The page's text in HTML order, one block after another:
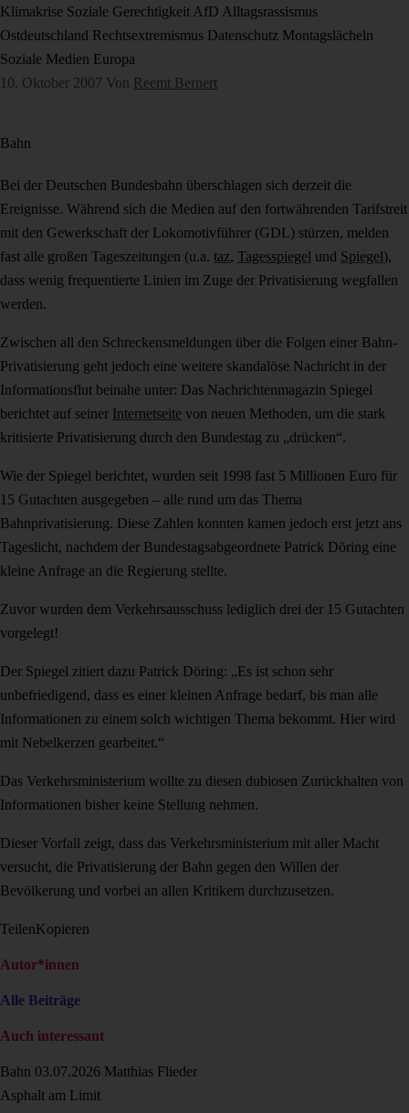
Klimakrise Soziale Gerechtigkeit AfD Alltagsrassismus
Ostdeutschland Rechtsextremismus Datenschutz Montagslächeln
Soziale Medien Europa
10. Oktober 2007 Von Reemt Bernert
Bahn
Bei der Deutschen Bundesbahn überschlagen sich derzeit die
Ereignisse. Während sich die Medien auf den fortwährenden Tarifstreit
mit den Gewerkschaft der Lokomotivführer (GDL) stürzen, melden
fast alle großen Tageszeitungen (u.a. taz, Tagesspiegel und Spiegel),
dass wenig frequentierte Linien im Zuge der Privatisierung wegfallen
werden.
Zwischen all den Schreckensmeldungen über die Folgen einer Bahn-
Privatisierung geht jedoch eine weitere skandalöse Nachricht in der
Informationsflut beinahe unter: Das Nachrichtenmagazin Spiegel
berichtet auf seiner Internetseite von neuen Methoden, um die stark
kritisierte Privatisierung durch den Bundestag zu „drücken“.
Wie der Spiegel berichtet, wurden seit 1998 fast 5 Millionen Euro für
15 Gutachten ausgegeben – alle rund um das Thema
Bahnprivatisierung. Diese Zahlen konnten kamen jedoch erst jetzt ans
Tageslicht, nachdem der Bundestagsabgeordnete Patrick Döring eine
kleine Anfrage an die Regierung stellte.
Zuvor wurden dem Verkehrsausschuss lediglich drei der 15 Gutachten
vorgelegt!
Der Spiegel zitiert dazu Patrick Döring: „Es ist schon sehr
unbefriedigend, dass es einer kleinen Anfrage bedarf, bis man alle
Informationen zu einem solch wichtigen Thema bekommt. Hier wird
mit Nebelkerzen gearbeitet.“
Das Verkehrsministerium wollte zu diesen dubiosen Zurückhalten von
Informationen bisher keine Stellung nehmen.
Dieser Vorfall zeigt, dass das Verkehrsministerium mit aller Macht
versucht, die Privatisierung der Bahn gegen den Willen der
Bevölkerung und vorbei an allen Kritikern durchzusetzen.
TeilenKopieren
Autor*innen
Alle Beiträge
Auch interessant
Bahn 03.07.2026 Matthias Flieder
Asphalt am Limit